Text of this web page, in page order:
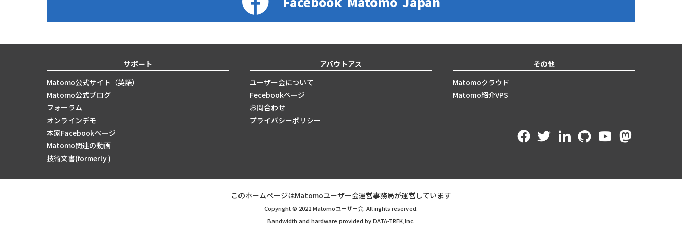
サポート
Matomo公式サイト（英語）
Matomo公式ブログ
フォーラム
オンラインデモ
本家Facebookページ
Matomo関連の動画
技術文書(formerly )
アバウトアス
ユーザー会について
Fecebookページ
お問合わせ
プライバシーポリシー
その他
Matomoクラウド
Matomo紹介VPS
このホームページはMatomoユーザー会運営事務局が運営しています
Copyright © 2022 Matomoユーザー会. All rights reserved.
Bandwidth and hardware provided by DATA-TREK,Inc.